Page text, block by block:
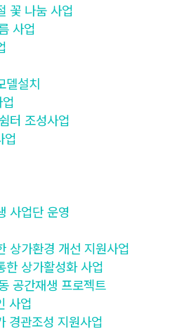
꽃 나눔 사업
사업
델설치
터 조성사업
업
사업단 운영
상가환경 개선 지원사업
한 상가활성화 사업
공간재생 프로젝트
사업
경관조성 지원사업